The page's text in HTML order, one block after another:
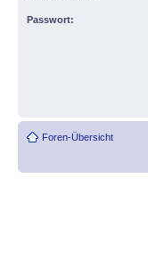
Passwort:
Foren-Übersicht